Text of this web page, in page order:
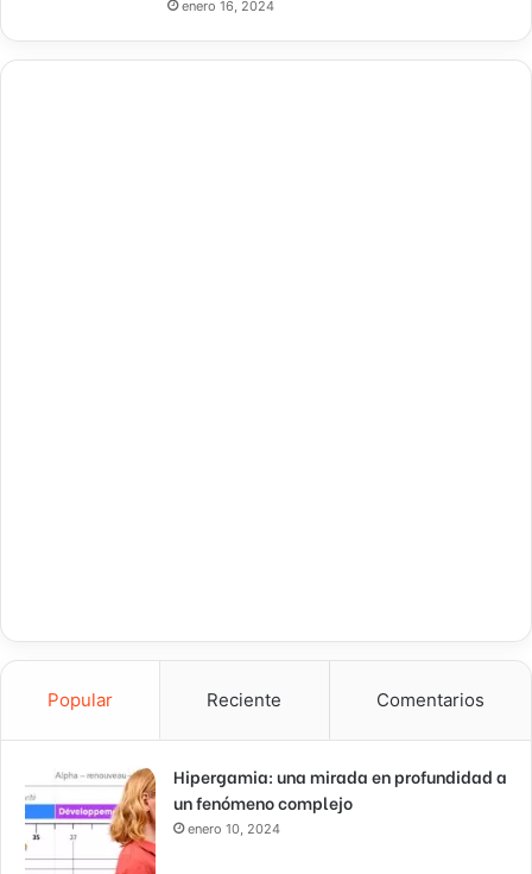
enero 16, 2024
Popular Reciente Comentarios
Hipergamia: una mirada en profundidad a
un fenómeno complejo
enero 10, 2024